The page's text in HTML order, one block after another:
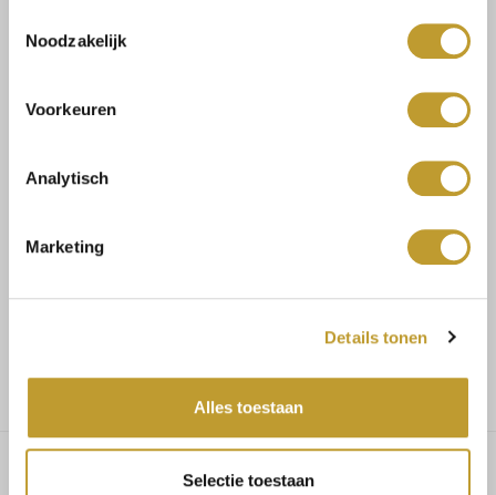
Noodzakelijk
Voorkeuren
Analytisch
Marketing
Details tonen
Alles toestaan
Selectie toestaan
Verzenden & retourneren
Gratis verzending vanaf €75,-